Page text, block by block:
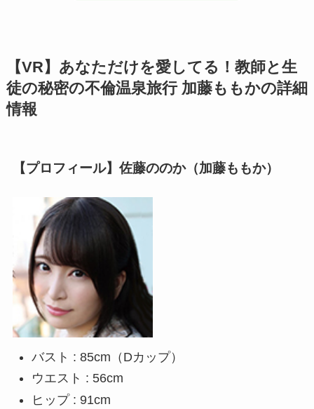
【VR】あなただけを愛してる！教師と生
徒の秘密の不倫温泉旅行 加藤ももかの詳細
情報
【プロフィール】佐藤ののか（加藤ももか）
バスト : 85cm（Dカップ）
ウエスト : 56cm
ヒップ : 91cm